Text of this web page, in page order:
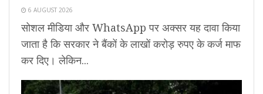
6 AUGUST 2026
सोशल मीडिया और WhatsApp पर अक्सर यह दावा किया
जाता है कि सरकार ने बैंकों के लाखों करोड़ रुपए के कर्ज माफ
कर दिए। लेकिन...